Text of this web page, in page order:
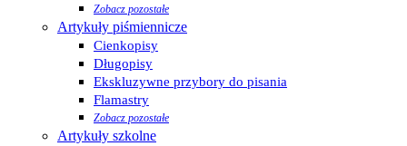
Zobacz pozostałe
Artykuły piśmiennicze
Cienkopisy
Długopisy
Ekskluzywne przybory do pisania
Flamastry
Zobacz pozostałe
Artykuły szkolne